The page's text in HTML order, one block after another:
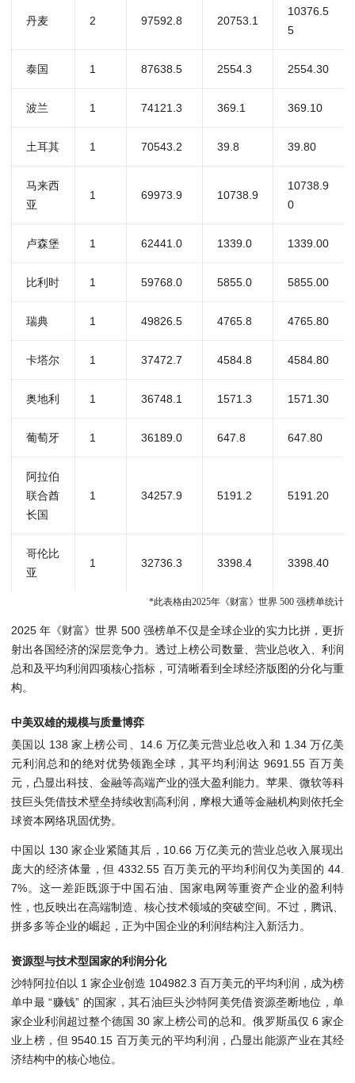
丹麦 2 97592.8 20753.1
10376.5
5
泰国 1 87638.5 2554.3 2554.30
波兰 1 74121.3 369.1 369.10
土耳其 1 70543.2 39.8 39.80
马来西
亚
1 69973.9 10738.9
10738.9
0
卢森堡 1 62441.0 1339.0 1339.00
比利时 1 59768.0 5855.0 5855.00
瑞典 1 49826.5 4765.8 4765.80
卡塔尔 1 37472.7 4584.8 4584.80
奥地利 1 36748.1 1571.3 1571.30
葡萄牙 1 36189.0 647.8 647.80
阿拉伯
联合酋
长国
1 34257.9 5191.2 5191.20
哥伦比
亚
1 32736.3 3398.4 3398.40
*此表格由2025年 《财富》世界 500 强榜单统计
2025 年《财富》世界 500 强榜单不仅是全球企业的实力比拼，更折
射出各国经济的深层竞争力。透过上榜公司数量、营业总收入、利润
总和及平均利润四项核心指标，可清晰看到全球经济版图的分化与重
构。
中美双雄的规模与质量博弈
美国以 138 家上榜公司、14.6 万亿美元营业总收入和 1.34 万亿美
元利润总和的绝对优势领跑全球，其平均利润达 9691.55 百万美
元，凸显出科技、金融等高端产业的强大盈利能力。苹果、微软等科
技巨头凭借技术壁垒持续收割高利润，摩根大通等金融机构则依托全
球资本网络巩固优势。
中国以 130 家企业紧随其后，10.66 万亿美元的营业总收入展现出
庞大的经济体量，但 4332.55 百万美元的平均利润仅为美国的 44.
7%。这一差距既源于中国石油、国家电网等重资产企业的盈利特
性，也反映出在高端制造、核心技术领域的突破空间。不过，腾讯、
拼多多等企业的崛起，正为中国企业的利润结构注入新活力。
资源型与技术型国家的利润分化
沙特阿拉伯以 1 家企业创造 104982.3 百万美元的平均利润，成为榜
单中最 “赚钱” 的国家，其石油巨头沙特阿美凭借资源垄断地位，单
家企业利润超过整个德国 30 家上榜公司的总和。俄罗斯虽仅 6 家企
业上榜，但 9540.15 百万美元的平均利润，凸显出能源产业在其经
济结构中的核心地位。